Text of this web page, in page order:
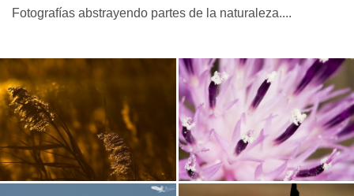
Fotografías abstrayendo partes de la naturaleza....